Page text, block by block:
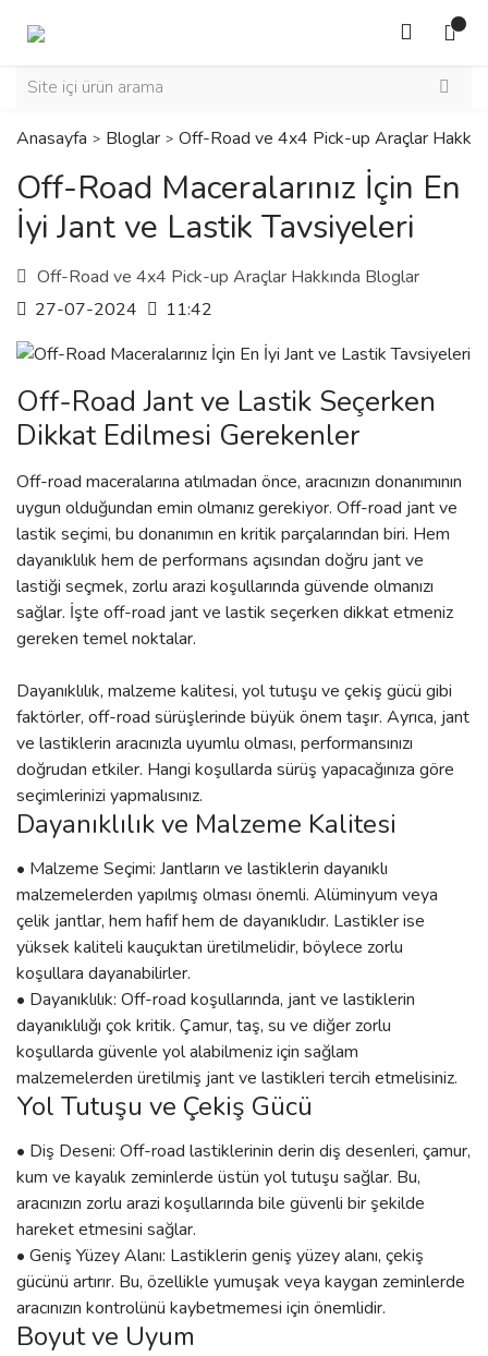
Anasayfa Bloglar Off-Road ve 4x4 Pick-up Araçlar
Off-Road Maceralarınız İçin En
İyi Jant ve Lastik Tavsiyeleri
Off-Road ve 4x4 Pick-up Araçlar Hakkında Bloglar
27-07-2024
11:42
Off-Road Jant ve Lastik Seçerken
Dikkat Edilmesi Gerekenler
Off-road maceralarına atılmadan önce, aracınızın donanımının
uygun olduğundan emin olmanız gerekiyor. Off-road jant ve
lastik seçimi, bu donanımın en kritik parçalarından biri. Hem
dayanıklılık hem de performans açısından doğru jant ve
lastiği seçmek, zorlu arazi koşullarında güvende olmanızı
sağlar. İşte off-road jant ve lastik seçerken dikkat etmeniz
gereken temel noktalar.
Dayanıklılık, malzeme kalitesi, yol tutuşu ve çekiş gücü gibi
faktörler, off-road sürüşlerinde büyük önem taşır. Ayrıca, jant
ve lastiklerin aracınızla uyumlu olması, performansınızı
doğrudan etkiler. Hangi koşullarda sürüş yapacağınıza göre
seçimlerinizi yapmalısınız.
Dayanıklılık ve Malzeme Kalitesi
• Malzeme Seçimi: Jantların ve lastiklerin dayanıklı
malzemelerden yapılmış olması önemli. Alüminyum veya
çelik jantlar, hem hafif hem de dayanıklıdır. Lastikler ise
yüksek kaliteli kauçuktan üretilmelidir, böylece zorlu
koşullara dayanabilirler.
• Dayanıklılık: Off-road koşullarında, jant ve lastiklerin
dayanıklılığı çok kritik. Çamur, taş, su ve diğer zorlu
koşullarda güvenle yol alabilmeniz için sağlam
malzemelerden üretilmiş jant ve lastikleri tercih etmelisiniz.
Yol Tutuşu ve Çekiş Gücü
• Diş Deseni: Off-road lastiklerinin derin diş desenleri, çamur,
kum ve kayalık zeminlerde üstün yol tutuşu sağlar. Bu,
aracınızın zorlu arazi koşullarında bile güvenli bir şekilde
hareket etmesini sağlar.
• Geniş Yüzey Alanı: Lastiklerin geniş yüzey alanı, çekiş
gücünü artırır. Bu, özellikle yumuşak veya kaygan zeminlerde
aracınızın kontrolünü kaybetmemesi için önemlidir.
Boyut ve Uyum